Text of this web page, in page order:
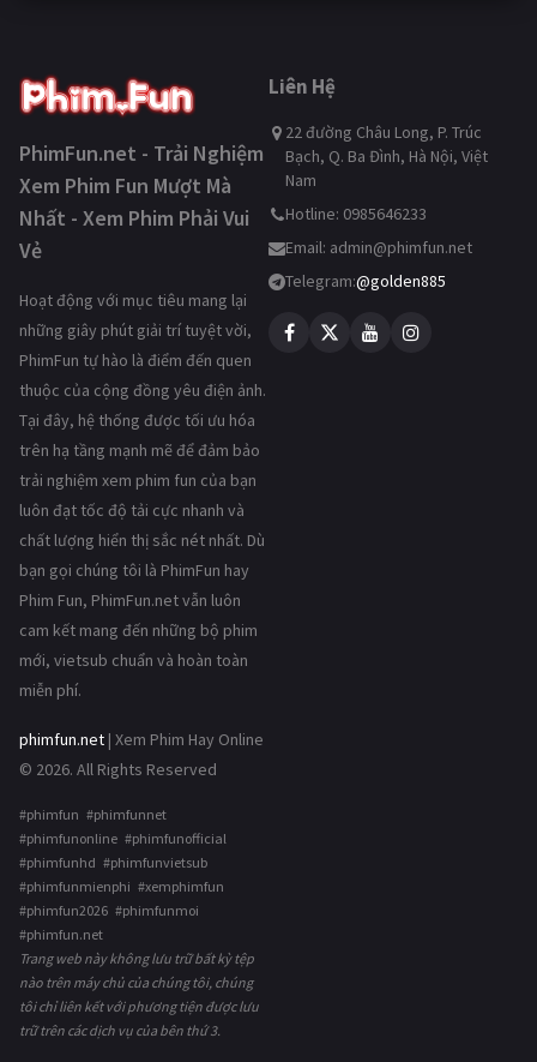
PhimFun.net - Trải Nghiệm
Xem Phim Fun Mượt Mà
Nhất - Xem Phim Phải Vui
Vẻ
Hoạt động với mục tiêu mang lại
những giây phút giải trí tuyệt vời,
PhimFun tự hào là điểm đến quen
thuộc của cộng đồng yêu điện ảnh.
Tại đây, hệ thống được tối ưu hóa
trên hạ tầng mạnh mẽ để đảm bảo
trải nghiệm xem phim fun của bạn
luôn đạt tốc độ tải cực nhanh và
chất lượng hiển thị sắc nét nhất. Dù
bạn gọi chúng tôi là PhimFun hay
Phim Fun, PhimFun.net vẫn luôn
cam kết mang đến những bộ phim
mới, vietsub chuẩn và hoàn toàn
miễn phí.
phimfun.net | Xem Phim Hay Online
© 2026. All Rights Reserved
#phimfun #phimfunnet
#phimfunonline #phimfunofficial
#phimfunhd #phimfunvietsub
#phimfunmienphi #xemphimfun
#phimfun2026 #phimfunmoi
#phimfun.net
Trang web này không lưu trữ bất kỳ tệp
nào trên máy chủ của chúng tôi, chúng
tôi chỉ liên kết với phương tiện được lưu
trữ trên các dịch vụ của bên thứ 3.
Liên Hệ
22 đường Châu Long, P. Trúc
Bạch, Q. Ba Đình, Hà Nội, Việt
Nam
Hotline: 0985646233
Email: admin@phimfun.net
Telegram:@golden885